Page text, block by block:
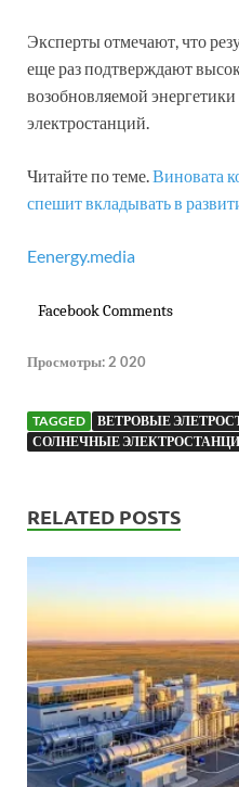
Эксперты отмечают, что
еще раз подтверждают
возобновляемой
электростанций.
Читайте по теме.Виновата
спешит вкладывать в
Eenergy.media
Facebook Comments
Просмотры: 2 020
TAGGED ВЕТРОВЫЕ
СОЛНЕЧНЫЕ
RELATED POSTS